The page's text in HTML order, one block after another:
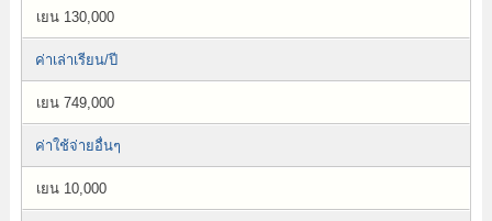
เยน 130,000
ค่าเล่าเรียน/ปี
เยน 749,000
ค่าใช้จ่ายอื่นๆ
เยน 10,000